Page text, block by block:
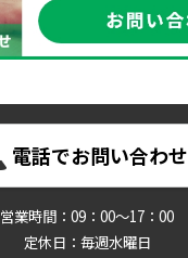
電話でお問い合わせ
営業時間：09：00～17：00
定休日：毎週水曜日